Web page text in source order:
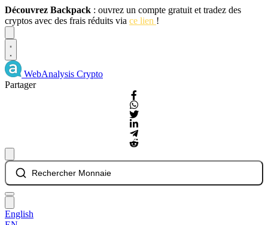
Découvrez Backpack : ouvrez un compte gratuit et tradez des
cryptos avec des frais réduits via ce lien !
WebAnalysis Crypto
Partager
Rechercher Monnaie
English